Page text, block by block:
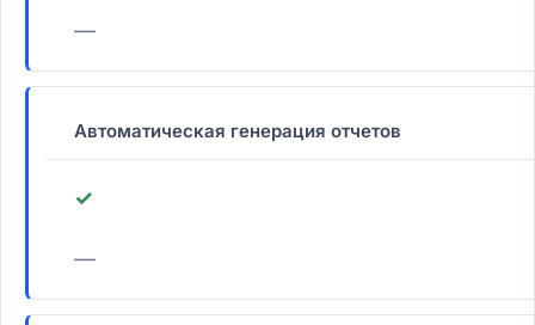
—
Автоматическая генерация отчетов
✓
—